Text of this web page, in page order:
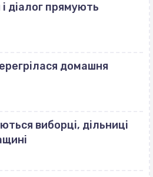
діалог прямують
домашня
виборці, дільниці